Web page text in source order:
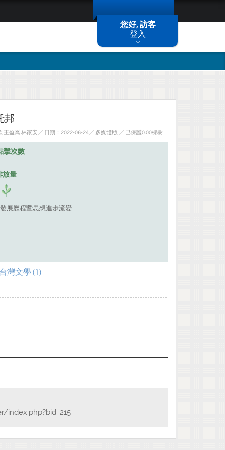
您好, 訪客
登入
邦
王盈喬 林家安╱ 日期：2022-06-24╱ 多媒體版 ╱ 已保護0.00棵樹
擊次數
放量
展歷程暨思想進步流變
灣文學 (1)
index.php?bid=215